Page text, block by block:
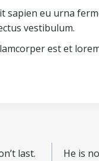
sapien eu urna
vestibulum.
est et
last.
He is